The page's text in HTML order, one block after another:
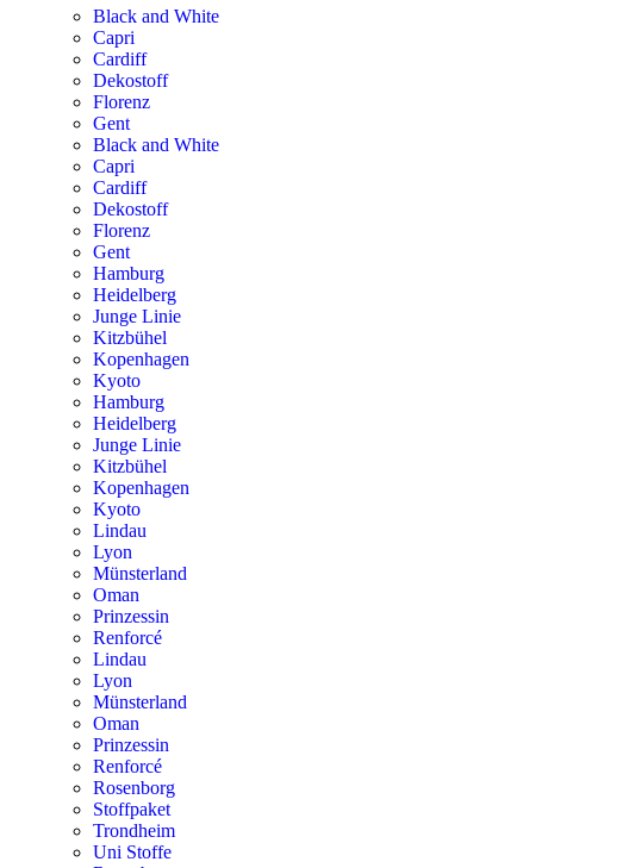
Black and White
Capri
Cardiff
Dekostoff
Florenz
Gent
Black and White
Capri
Cardiff
Dekostoff
Florenz
Gent
Hamburg
Heidelberg
Junge Linie
Kitzbühel
Kopenhagen
Kyoto
Hamburg
Heidelberg
Junge Linie
Kitzbühel
Kopenhagen
Kyoto
Lindau
Lyon
Münsterland
Oman
Prinzessin
Renforcé
Lindau
Lyon
Münsterland
Oman
Prinzessin
Renforcé
Rosenborg
Stoffpaket
Trondheim
Uni Stoffe